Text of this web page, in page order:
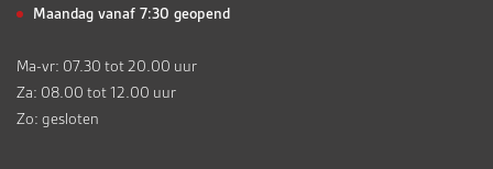
Maandag vanaf 7:30 geopend
Ma-vr: 07.30 tot 20.00 uur
Za: 08.00 tot 12.00 uur
Zo: gesloten